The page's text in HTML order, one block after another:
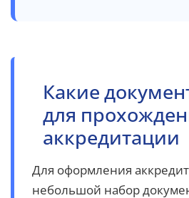
Какие
для
аккредитации
Для оформления
небольшой набор